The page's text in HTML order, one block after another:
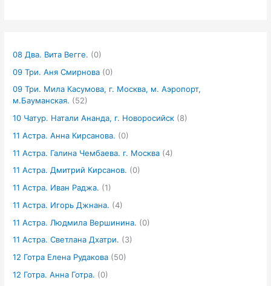
08 Два. Вита Вегге. (0)
09 Три. Аня Смирнова (0)
09 Три. Мила Касумова, г. Москва, м. Аэропорт,
м.Бауманская. (52)
10 Чатур. Натали Ананда, г. Новоросийск (8)
11 Астра. Анна Кирсанова. (0)
11 Астра. Галина Чембаева. г. Москва (4)
11 Астра. Дмитрий Кирсанов. (0)
11 Астра. Иван Раджа. (1)
11 Астра. Игорь Джнана. (4)
11 Астра. Людмила Вершинина. (0)
11 Астра. Светлана Дхатри. (3)
12 Готра Елена Рудакова (50)
12 Готра. Анна Готра. (0)